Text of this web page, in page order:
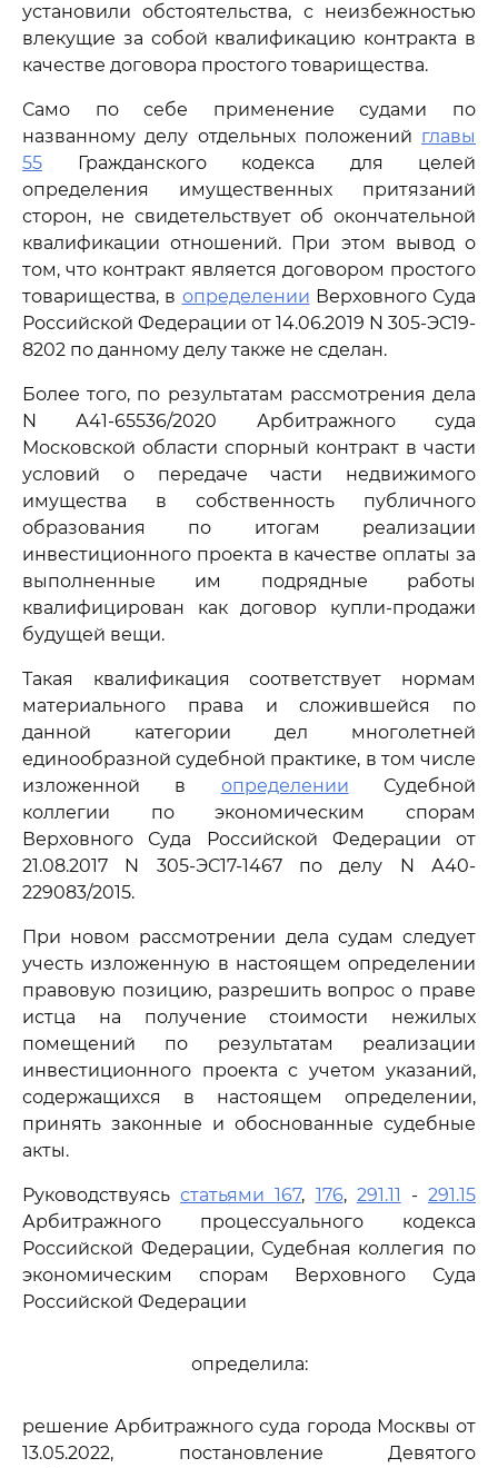
установили обстоятельства, с неизбежностью
влекущие за собой квалификацию контракта в
качестве договора простого товарищества.
Само по себе применение судами по
названному делу отдельных положений главы
55 Гражданского кодекса для целей
определения имущественных притязаний
сторон, не свидетельствует об окончательной
квалификации отношений. При этом вывод о
том, что контракт является договором простого
товарищества, в определении Верховного Суда
Российской Федерации от 14.06.2019 N 305-ЭС19-
8202 по данному делу также не сделан.
Более того, по результатам рассмотрения дела
N А41-65536/2020 Арбитражного суда
Московской области спорный контракт в части
условий о передаче части недвижимого
имущества в собственность публичного
образования по итогам реализации
инвестиционного проекта в качестве оплаты за
выполненные им подрядные работы
квалифицирован как договор купли-продажи
будущей вещи.
Такая квалификация соответствует нормам
материального права и сложившейся по
данной категории дел многолетней
единообразной судебной практике, в том числе
изложенной в определении Судебной
коллегии по экономическим спорам
Верховного Суда Российской Федерации от
21.08.2017 N 305-ЭС17-1467 по делу N А40-
229083/2015.
При новом рассмотрении дела судам следует
учесть изложенную в настоящем определении
правовую позицию, разрешить вопрос о праве
истца на получение стоимости нежилых
помещений по результатам реализации
инвестиционного проекта с учетом указаний,
содержащихся в настоящем определении,
принять законные и обоснованные судебные
акты.
Руководствуясьстатьями 167, 176, 291.11 -291.15
Арбитражного процессуального кодекса
Российской Федерации, Судебная коллегия по
экономическим спорам Верховного Суда
Российской Федерации
определила:
решение Арбитражного суда города Москвы от
13.05.2022, постановление Девятого